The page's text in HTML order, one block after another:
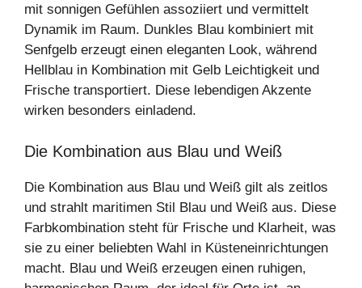
mit sonnigen Gefühlen assoziiert und vermittelt
Dynamik im Raum. Dunkles Blau kombiniert mit
Senfgelb erzeugt einen eleganten Look, während
Hellblau in Kombination mit Gelb Leichtigkeit und
Frische transportiert. Diese lebendigen Akzente
wirken besonders einladend.
Die Kombination aus Blau und Weiß
Die Kombination aus Blau und Weiß gilt als zeitlos
und strahlt maritimen Stil Blau und Weiß aus. Diese
Farbkombination steht für Frische und Klarheit, was
sie zu einer beliebten Wahl in Küsteneinrichtungen
macht. Blau und Weiß erzeugen einen ruhigen,